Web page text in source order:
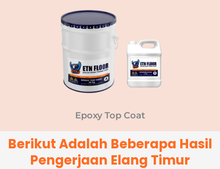
Epoxy Top Coat
Berikut Adalah Beberapa Hasil
Pengerjaan Elang Timur